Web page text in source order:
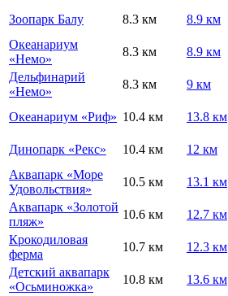
Зоопарк Балу 8.3 км 8.9 км
Океанариум
«Немо»
8.3 км 8.9 км
Дельфинарий
«Немо»
8.3 км 9 км
Океанариум «Риф» 10.4 км 13.8 км
Динопарк «Рекс» 10.4 км 12 км
Аквапарк «Море
Удовольствия»
10.5 км 13.1 км
Аквапарк «Золотой
пляж»
10.6 км 12.7 км
Крокодиловая
ферма
10.7 км 12.3 км
Детский аквапарк
«Осьминожка»
10.8 км 13.6 км